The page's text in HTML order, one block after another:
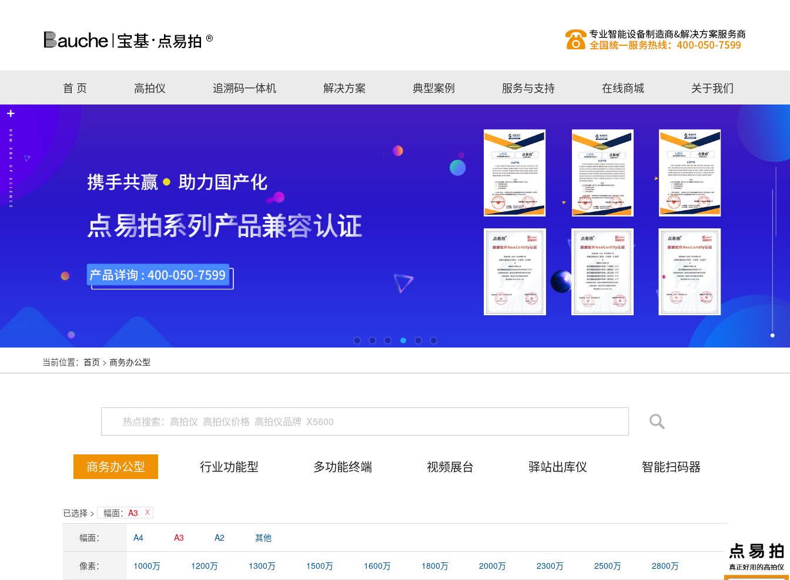
首 页 高拍仪 追溯码一体机 解决方案 典型案例 服务与支持 在线商城 关于我们
当前位置： 首页 > 商务办公型
商务办公型 行业功能型 多功能终端 视频展台 驿站出库仪 智能扫码器
已选择 > 幅面： A3
幅面： A4 A3 A2 其他
像素： 1000万 1200万 1300万 1500万 1600万 1800万 2000万 2300万 2500万 2800万